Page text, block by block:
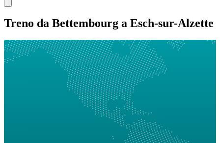
Treno da Bettembourg a Esch-sur-Alzette